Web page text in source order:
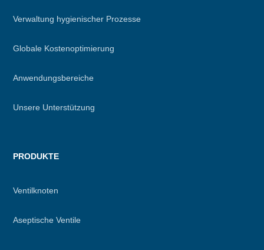
Verwaltung hygienischer Prozesse
Globale Kostenoptimierung
Anwendungsbereiche
Unsere Unterstützung
PRODUKTE
Ventilknoten
Aseptische Ventile